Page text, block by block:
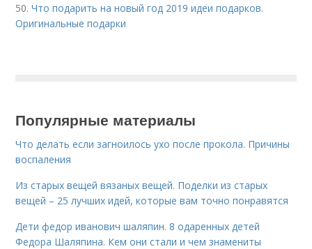
50.Что подарить на новый год 2019 идеи подарков.
Оригинальные подарки
Популярные материалы
Что делать если загноилось ухо после прокола. Причины
воспаления
Из старых вещей вязаных вещей. Поделки из старых
вещей – 25 лучших идей, которые вам точно понравятся
Дети федор иванович шаляпин. 8 одаренных детей
Федора Шаляпина. Кем они стали и чем знамениты